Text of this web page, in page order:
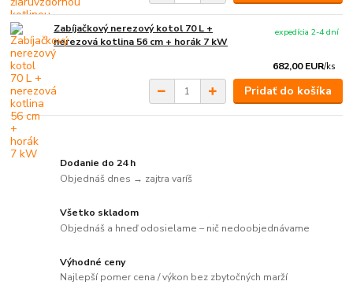
Zabíjačkový nerezový kotol 70 L +
nerezová kotlina 56 cm + horák 7 kW
682,00 EUR/ks
expedícia 2-4 dní
Pridať do košíka
Dodanie do 24 h
Objednáš dnes → zajtra varíš
Všetko skladom
Objednáš a hneď odosielame – nič nedoobjednávame
Výhodné ceny
Najlepší pomer cena / výkon bez zbytočných marží